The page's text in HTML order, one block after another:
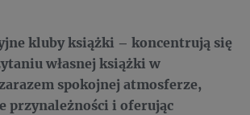
kluby książki – koncentrują się
własnej książki w
spokojnej atmosferze,
przynależności i oferując